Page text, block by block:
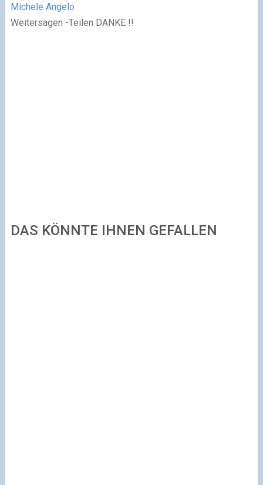
Michele Angelo
Weitersagen -Teilen DANKE !!
DAS KÖNNTE IHNEN GEFALLEN